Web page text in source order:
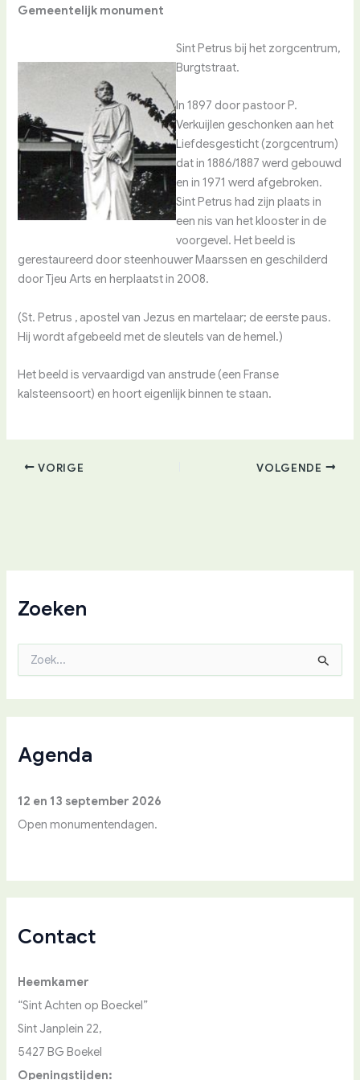
Gemeentelijk monument
Sint Petrus bij het zorgcentrum,
Burgtstraat.
In 1897 door pastoor P.
Verkuijlen geschonken aan het
Liefdesgesticht (zorgcentrum)
dat in 1886/1887 werd gebouwd
en in 1971 werd afgebroken.
Sint Petrus had zijn plaats in
een nis van het klooster in de
voorgevel. Het beeld is
gerestaureerd door steenhouwer Maarssen en geschilderd
door Tjeu Arts en herplaatst in 2008.
(St. Petrus , apostel van Jezus en martelaar; de eerste paus.
Hij wordt afgebeeld met de sleutels van de hemel.)
Het beeld is vervaardigd van anstrude (een Franse
kalsteensoort) en hoort eigenlijk binnen te staan.
VORIGE VOLGENDE
Zoeken
k
n
a
rAgenda
12 en 13 september 2026
Open monumentendagen.
Contact
Heemkamer
“Sint Achten op Boeckel”
Sint Janplein 22,
5427 BG Boekel
Openingstijden: